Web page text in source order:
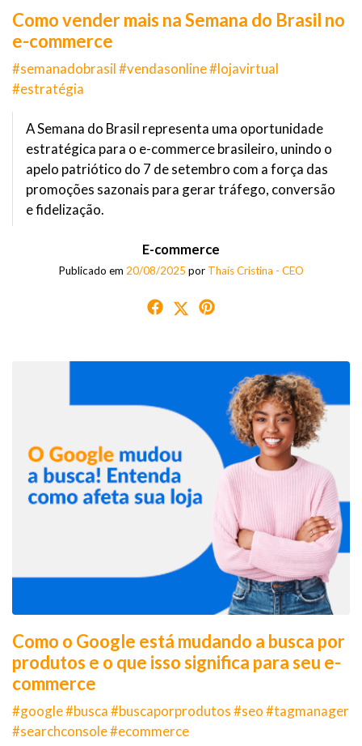
Como vender mais na Semana do Brasil no
e-commerce
#semanadobrasil #vendasonline #lojavirtual
#estratégia
A Semana do Brasil representa uma oportunidade
estratégica para o e-commerce brasileiro, unindo o
apelo patriótico do 7 de setembro com a força das
promoções sazonais para gerar tráfego, conversão
e fidelização.
E-commerce
Publicado em 20/08/2025 por Thaís Cristina - CEO
Como o Google está mudando a busca por
produtos e o que isso significa para seu e-
commerce
#google #busca #buscaporprodutos #seo #tagmanager
#searchconsole #ecommerce